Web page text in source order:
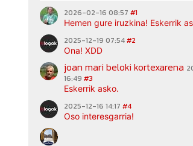
2026-02-16 08:57 #1
Hemen gure iruzkina! Eskerrik
2025-12-19 07:54#2
Ona! XDD
joan mari beloki kortexarena
16:49 #3
Eskerrik asko.
2025-12-16 14:17 #4
Oso interesgarria!